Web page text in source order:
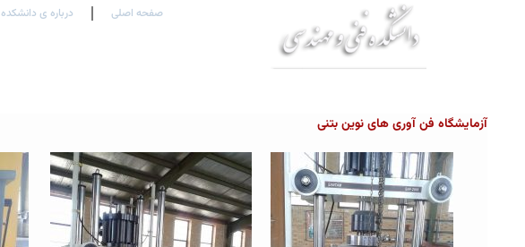
صفحه اصلی درباره ی دانشکده
آزمایشگاه فن آوری های نوین بتنی